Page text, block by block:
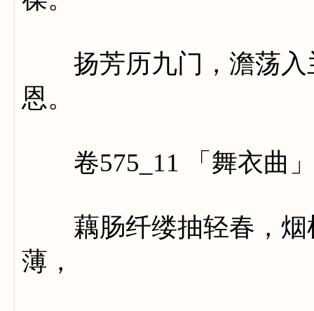
扬芳历九门，澹荡入
恩。
卷575_11 「舞衣曲
藕肠纤缕抽轻春，烟
薄，